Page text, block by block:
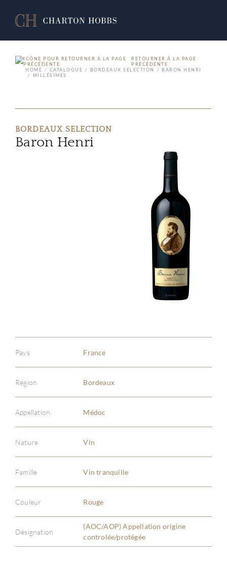
À
RETOURNER À LA PAGE
PRÉCÉDENTE
HOME
CATALOGUE BORDEAUX SELECTION
BARON HENRI
MILLÉSIMES
BORDEAUX SELECTION
Baron Henri
Pays France
Région Bordeaux
Appellation Médoc
Nature Vin
Famille Vin tranquille
Couleur Rouge
Désignation
(AOC/AOP) Appellation origine
controlée/protégée